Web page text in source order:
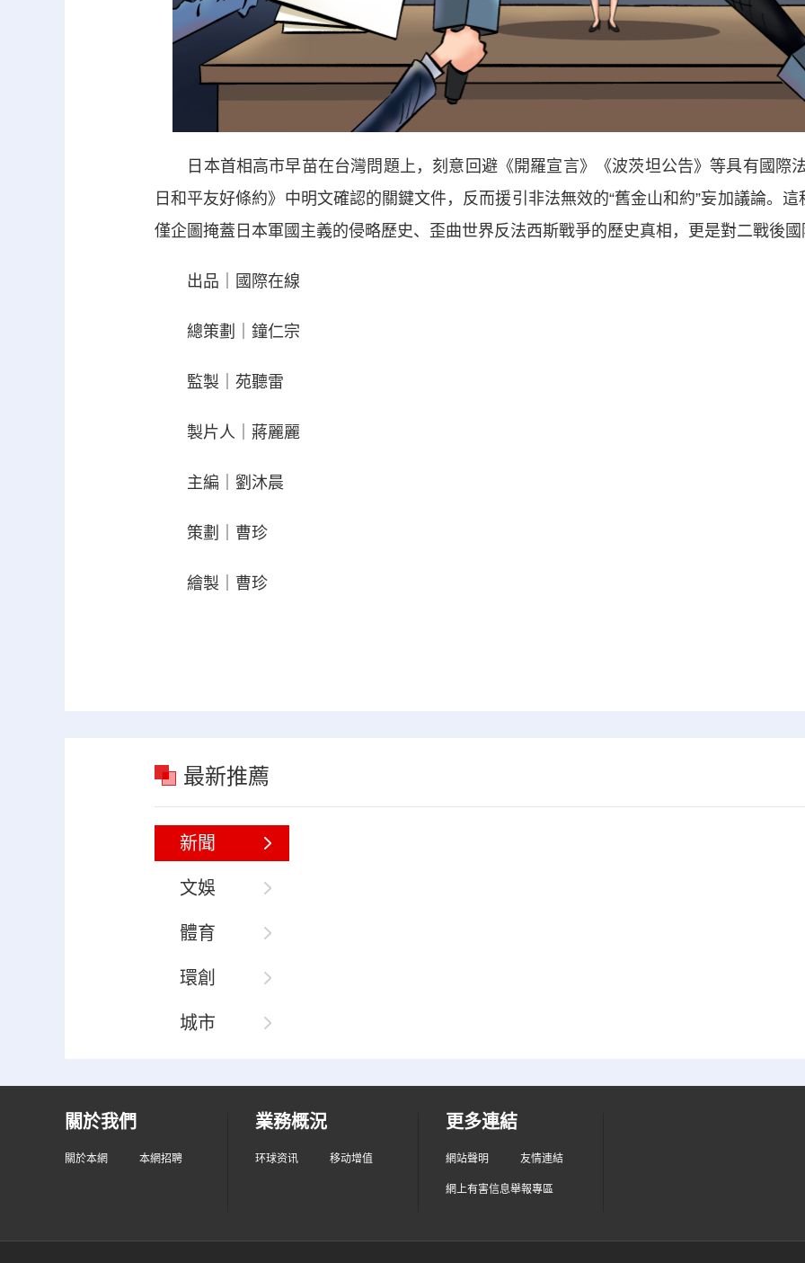
日本首相高市早苗在台灣問題上，刻意回避《開羅宣言》《波茨坦公告》等具有國際
日和平友好條約》中明文確認的關鍵文件，反而援引非法無效的“舊金山和約”妄加議論。
僅企圖掩蓋日本軍國主義的侵略歷史、歪曲世界反法西斯戰爭的歷史真相，更是對二戰後
出品｜國際在線
總策劃｜鐘仁宗
監製｜苑聽雷
製片人｜蔣麗麗
主編｜劉沐晨
策劃｜曹珍
繪製｜曹珍
最新推薦
新聞
文娛
體育
環創
城市
關於我們
關於本網 本網招聘
業務概況
环球资讯 移动增值
更多連結
網站聲明 友情連結
網上有害信息舉報專區